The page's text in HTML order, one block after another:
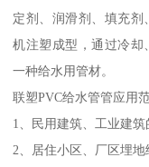
定剂、润滑剂、填充剂
机注塑成型，通过冷却
一种给水用管材。
联塑PVC给水管管应用
1、民用建筑、工业建筑
2、居住小区、厂区埋地